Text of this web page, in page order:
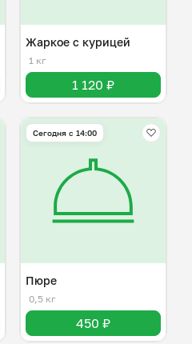
Жаркое с курицей
1 кг
1 120 ₽
Сегодня с 14:00
Пюре
0,5 кг
450 ₽